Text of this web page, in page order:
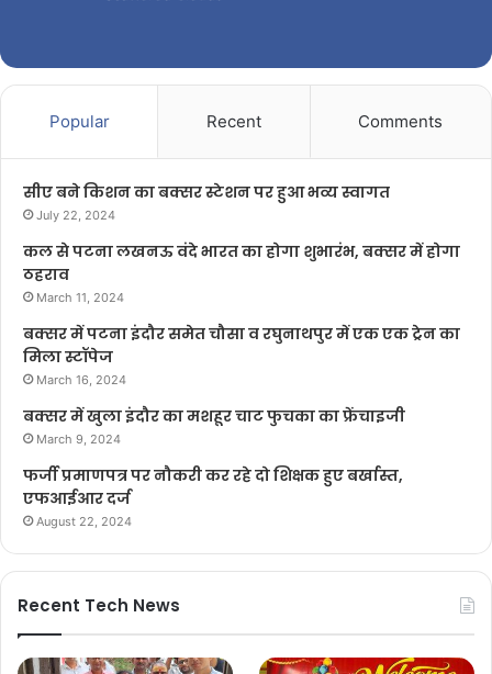
Popular Recent Comments
सीए बने किशन का बक्सर स्टेशन पर हुआ भव्य स्वागत
July 22, 2024
कल से पटना लखनऊ वंदे भारत का होगा शुभारंभ, बक्सर में होगा
ठहराव
March 11, 2024
बक्सर में पटना इंदौर समेत चौसा व रघुनाथपुर में एक एक ट्रेन का
मिला स्टॉपेज
March 16, 2024
बक्सर में खुला इंदौर का मशहूर चाट फुचका का फ्रेंचाइजी
March 9, 2024
फर्जी प्रमाणपत्र पर नौकरी कर रहे दो शिक्षक हुए बर्खास्त,
एफआईआर दर्ज
August 22, 2024
Recent Tech News